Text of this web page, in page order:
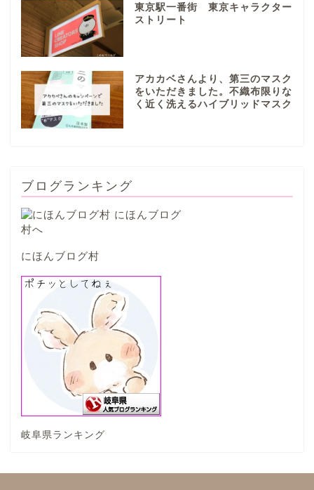
東京駅一番街 東京キャラクター
ストリート
アカカベさんより、第三のマスク
をいただきました。不織布限りな
く近く洗えるハイブリッドマスク
ブログランキング
にほんブログ村
岐阜県ランキング
各務原市
山県市